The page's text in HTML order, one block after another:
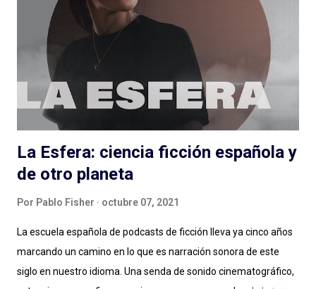
ciclo, funciona muy bien lo que hacen Alejandro Cardona y
Sebastián Rojas en este podcast que parece de conversación
pero (por suerte) no lo es. Muchos minutos de entrevista
condensados en alrededor de una hora (y monedas) con
personas que podés conocer de una cosa y nos hablan de otra,
de una muy...
La Esfera: ciencia ficción española y
de otro planeta
Por Pablo Fisher octubre 07, 2021
La escuela española de podcasts de ficción lleva ya cinco años
marcando un camino en lo que es narración sonora de este
siglo en nuestro idioma. Una senda de sonido cinematográfico,